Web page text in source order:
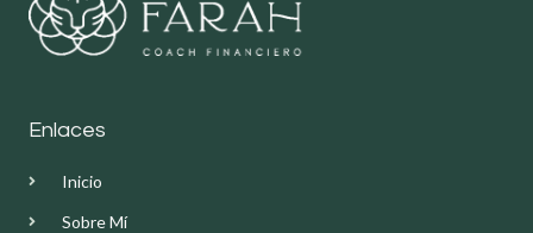
Enlaces
Inicio
Sobre Mí